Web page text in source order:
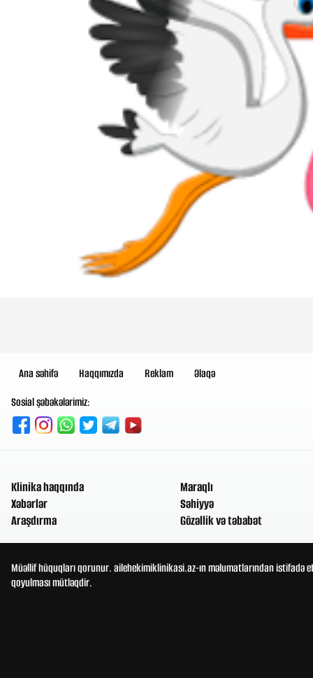
Ana səhifə Haqqımızda Reklam
Əlaqə
Sosial şəbəkələrimiz:
Klinika haqqında
Xəbərlər
Araşdırma
Maraqlı
Səhiyyə
Gözəllik və təbabət
Müəllif hüquqları qorunur. ailehekimiklinikasi.az-ın məlumatlarından
qoyulması mütləqdir.